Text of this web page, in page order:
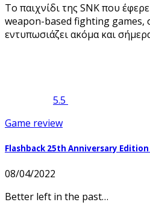
Το παιχνίδι της SNK που
weapon-based fighting games,
εντυπωσιάζει ακόμα και
5.5
Game review
Flashback 25th Anniversary Edition
08/04/2022
Better left in the past…